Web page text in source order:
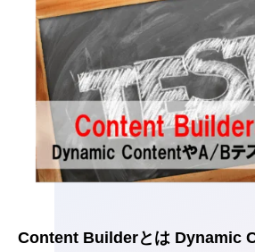
Content Builderとは Dynamic